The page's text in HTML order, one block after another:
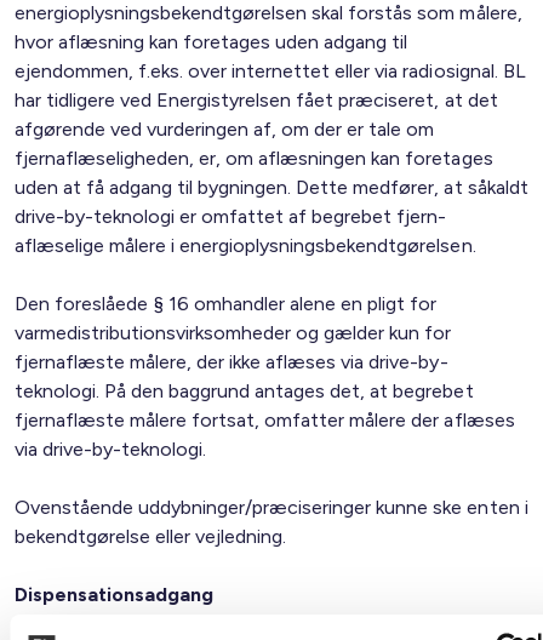
energioplysningsbekendtgørelsen skal forstås som målere,
hvor aflæsning kan foretages uden adgang til
ejendommen, f.eks. over internettet eller via radiosignal. BL
har tidligere ved Energistyrelsen fået præciseret, at det
afgørende ved vurderingen af, om der er tale om
fjernaflæseligheden, er, om aflæsningen kan foretages
uden at få adgang til bygningen. Dette medfører, at såkaldt
drive-by-teknologi er omfattet af begrebet fjern-
aflæselige målere i energioplysningsbekendtgørelsen.
Den foreslåede § 16 omhandler alene en pligt for
varmedistributionsvirksomheder og gælder kun for
fjernaflæste målere, der ikke aflæses via drive-by-
teknologi. På den baggrund antages det, at begrebet
fjernaflæste målere fortsat, omfatter målere der aflæses
via drive-by-teknologi.
Ovenstående uddybninger/præciseringer kunne ske enten i
bekendtgørelse eller vejledning.
Dispensationsadgang